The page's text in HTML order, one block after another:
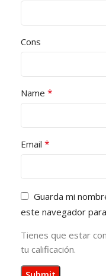
Cons
Name *
Email *
Guarda mi
este navegador
Tienes que estar
tu calificación.